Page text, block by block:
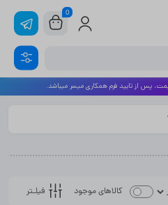
0
پس از تایید فرم همکاری میسر میباشد.
فیلـتر کالاهای موجود